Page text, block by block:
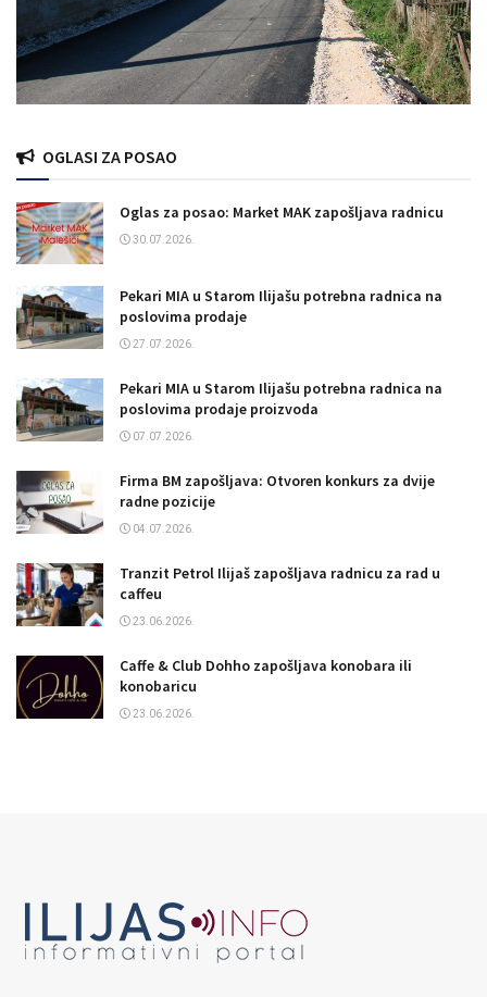
OGLASI ZA POSAO
Oglas za posao: Market MAK zapošljava radnicu
30.07.2026.
Pekari MIA u Starom Ilijašu potrebna radnica na
poslovima prodaje
27.07.2026.
Pekari MIA u Starom Ilijašu potrebna radnica na
poslovima prodaje proizvoda
07.07.2026.
Firma BM zapošljava: Otvoren konkurs za dvije
radne pozicije
04.07.2026.
Tranzit Petrol Ilijaš zapošljava radnicu za rad u
caffeu
23.06.2026.
Caffe & Club Dohho zapošljava konobara ili
konobaricu
23.06.2026.